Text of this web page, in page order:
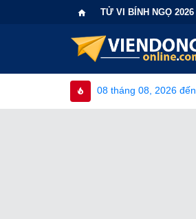
TỬ VI BÍNH NGỌ 2026
08, 2026 đến 14 tháng 08, 2026 •